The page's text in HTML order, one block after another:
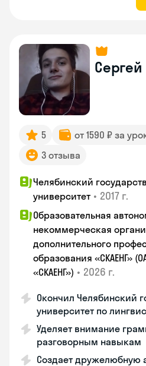
Сергей
5 от 1590 ₽ за
3 отзыва
Челябинский
университет • 2017 г.
Образовательная
некоммерческая
дополнительного
образования «СКАЕНГ»
«СКАЕНГ») • 2026 г.
Окончил Челябинский
университет по
Уделяет внимание
разговорным навыкам
Создает дружелюбную